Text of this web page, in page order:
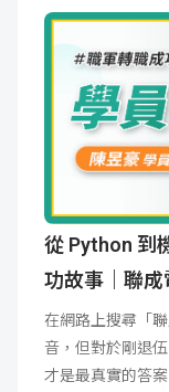
從 Python 到
功故事｜聯
在網路上搜尋「
音，但對於剛退
才是最真實的答